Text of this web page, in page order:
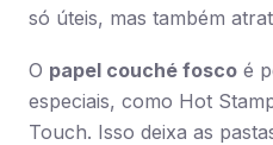
só úteis, mas também
O papel couché fosco é
especiais, como Hot
Touch. Isso deixa as